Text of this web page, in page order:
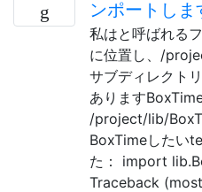
ンポートしま
私はと呼ばれる
に位置し、/
サブディレクト
あります
/project/lib/
BoxTimeしたい
た： import
Traceback